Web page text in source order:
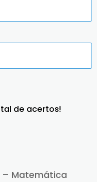
de acertos!
– Matemática